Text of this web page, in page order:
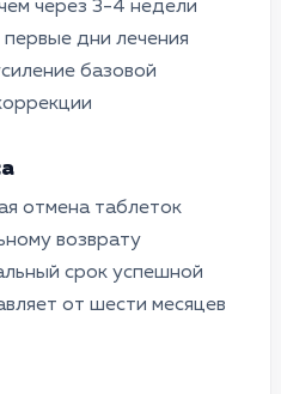
через 3-4 недели
дни лечения
базовой
отмена таблеток
возврату
срок успешной
от шести месяцев